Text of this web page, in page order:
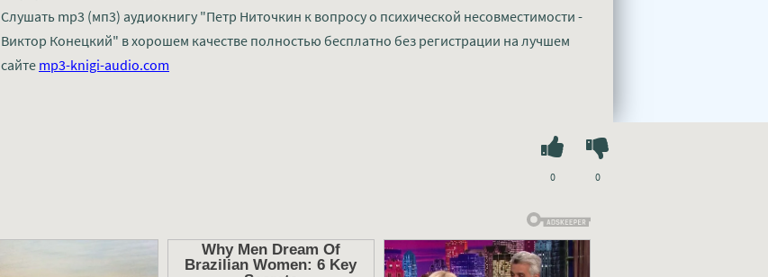
Слушать mp3 (мп3) аудиокнигу "Петр Ниточкин к вопросу о психической несовместимости -
Виктор Конецкий" в хорошем качестве полностью бесплатно без регистрации на лучшем
сайте mp3-knigi-audio.com
0 0